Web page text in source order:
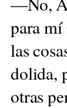
paramí
las
dolida,
otras